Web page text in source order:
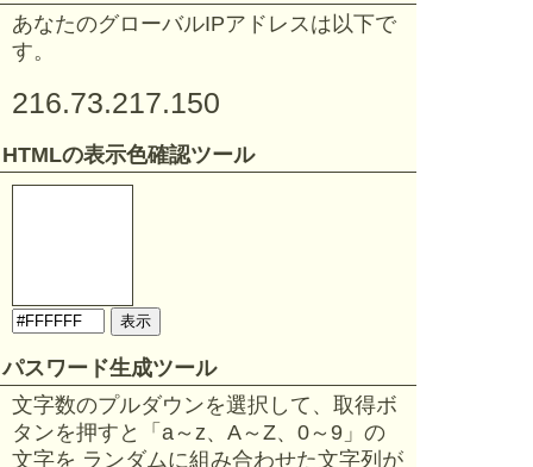
あなたのグローバルIPアドレスは以下で
す。
216.73.217.150
HTMLの表示色確認ツール
パスワード生成ツール
文字数のプルダウンを選択して、取得ボ
タンを押すと「a～z、A～Z、0～9」の
文字を ランダムに組み合わせた文字列が